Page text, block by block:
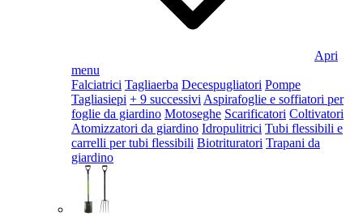
Apri
menu
Falciatrici Tagliaerba Decespugliatori Pompe
Tagliasiepi + 9 successivi Aspirafoglie e soffiatori per
foglie da giardino Motoseghe Scarificatori Coltivatori
Atomizzatori da giardino Idropulitrici Tubi flessibili e
carrelli per tubi flessibili Biotrituratori Trapani da
giardino